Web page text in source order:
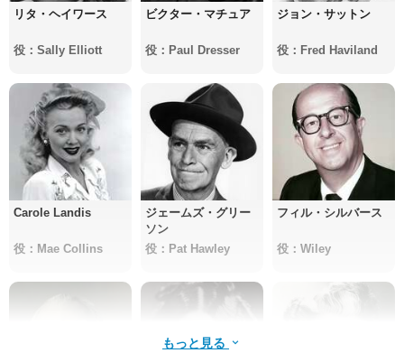
リタ・ヘイワース
役：Sally Elliott
ビクター・マチュア
役：Paul Dresser
ジョン・サットン
役：Fred Haviland
Carole Landis
役：Mae Collins
ジェームズ・グリー
ソン
役：Pat Hawley
フィル・シルバース
役：Wiley
もっと見る